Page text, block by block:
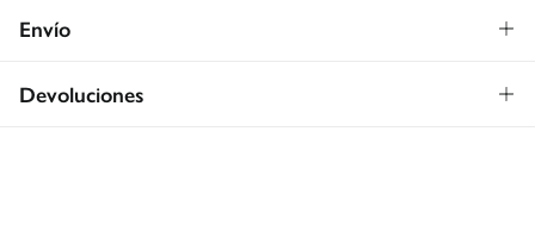
Composición
Envío
Envío a tienda: 2-5 días. Gratis
* Toda la República Mexicana.
Devoluciones